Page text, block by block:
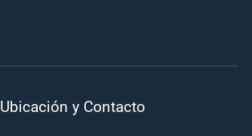
Ubicación y Contacto